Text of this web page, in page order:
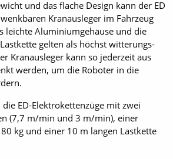
und das flache Design kann der ED
Kranausleger im Fahrzeug
leichte Aluminiumgehäuse und die
gelten als höchst witterungs-
Kranausleger kann so jederzeit aus
werden, um die Roboter in die
ED-Elektrokettenzüge mit zwei
(7,7 m/min und 3 m/min), einer
kg und einer 10 m langen Lastkette